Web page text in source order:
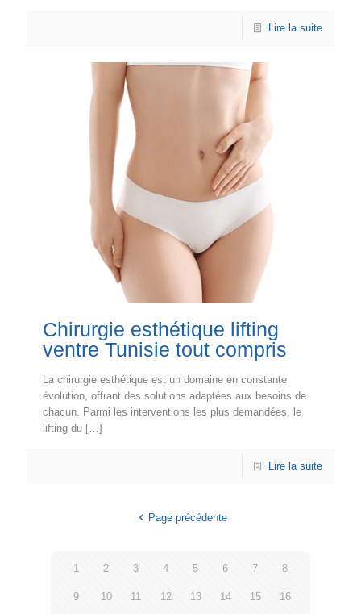
Lire la suite
Chirurgie esthétique lifting
ventre Tunisie tout compris
La chirurgie esthétique est un domaine en constante
évolution, offrant des solutions adaptées aux besoins de
chacun. Parmi les interventions les plus demandées, le
lifting du […]
Lire la suite
Page précédente
1 2 3 4 5 6 7 8
9 10 11 12 13 14 15 16